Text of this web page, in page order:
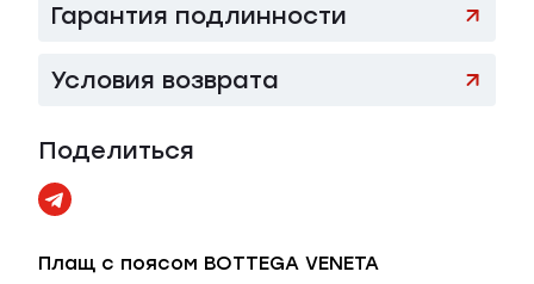
Гарантия подлинности
Условия возврата
Поделиться
Плащ с поясом BOTTEGA VENETA